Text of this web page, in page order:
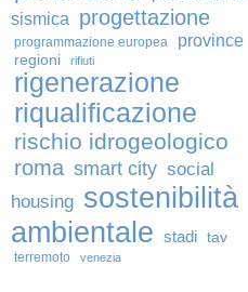
sismica
progettazione
programmazione europea province
regioni rifiuti
rigenerazione
riqualificazione
rischio idrogeologico
roma smart city social
housing sostenibilità
ambientale stadi tav
terremoto venezia